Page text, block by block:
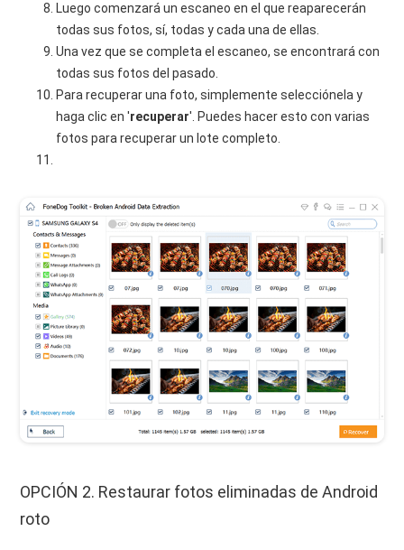
Luego comenzará un escaneo en el que reaparecerán
todas sus fotos, sí, todas y cada una de ellas.
Una vez que se completa el escaneo, se encontrará con
todas sus fotos del pasado.
Para recuperar una foto, simplemente selecciónela y
haga clic en 'recuperar'. Puedes hacer esto con varias
fotos para recuperar un lote completo.
OPCIÓN 2. Restaurar fotos eliminadas de Android
roto